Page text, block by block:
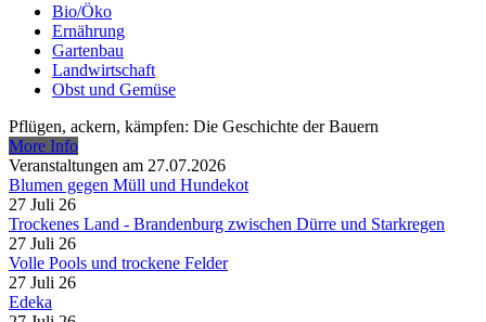
Bio/Öko
Ernährung
Gartenbau
Landwirtschaft
Obst und Gemüse
Pflügen, ackern, kämpfen: Die Geschichte der Bauern
More Info
Veranstaltungen am 27.07.2026
Blumen gegen Müll und Hundekot
27 Juli 26
Trockenes Land - Brandenburg zwischen Dürre und Starkregen
27 Juli 26
Volle Pools und trockene Felder
27 Juli 26
Edeka